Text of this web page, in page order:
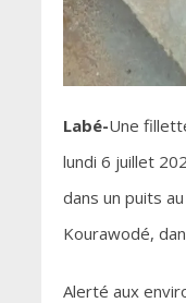
Labé-Une
lundi 6 juillet
dans un puits
Kourawodé,
Alerté aux